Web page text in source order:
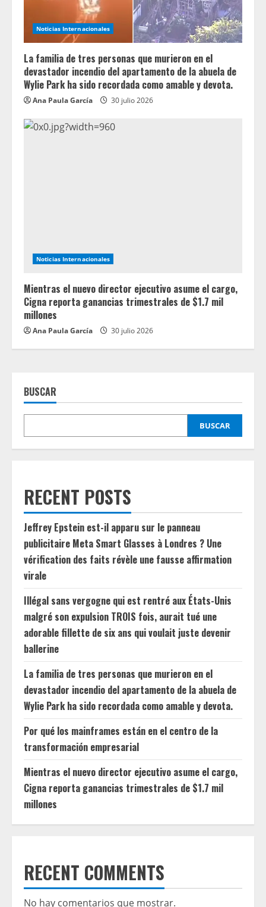
Noticias Internacionales
La familia de tres personas que murieron en el
devastador incendio del apartamento de la abuela de
Wylie Park ha sido recordada como amable y devota.
Ana Paula García 30 julio 2026
Noticias Internacionales
Mientras el nuevo director ejecutivo asume el cargo,
Cigna reporta ganancias trimestrales de $1.7 mil
millones
Ana Paula García 30 julio 2026
BUSCAR
BUSCAR
RECENT POSTS
Jeffrey Epstein est-il apparu sur le panneau
publicitaire Meta Smart Glasses à Londres ? Une
vérification des faits révèle une fausse affirmation
virale
Illégal sans vergogne qui est rentré aux États-Unis
malgré son expulsion TROIS fois, aurait tué une
adorable fillette de six ans qui voulait juste devenir
ballerine
La familia de tres personas que murieron en el
devastador incendio del apartamento de la abuela de
Wylie Park ha sido recordada como amable y devota.
Por qué los mainframes están en el centro de la
transformación empresarial
Mientras el nuevo director ejecutivo asume el cargo,
Cigna reporta ganancias trimestrales de $1.7 mil
millones
RECENT COMMENTS
No hay comentarios que mostrar.